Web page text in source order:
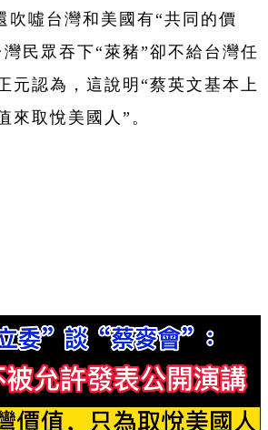
吹噓台灣和美國有“共同的價
民眾吞下“萊豬”卻不給台灣任
元認為，這說明“蔡英文基本上
來取悅美國人”。